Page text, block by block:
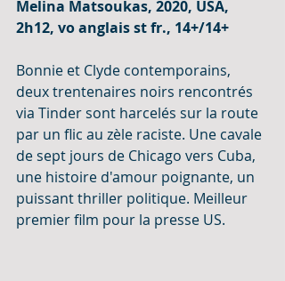
Melina Matsoukas, 2020, USA,
2h12, vo anglais st fr., 14+/14+
Bonnie et Clyde contemporains,
deux trentenaires noirs rencontrés
via Tinder sont harcelés sur la route
par un flic au zèle raciste. Une cavale
de sept jours de Chicago vers Cuba,
une histoire d'amour poignante, un
puissant thriller politique. Meilleur
premier film pour la presse US.